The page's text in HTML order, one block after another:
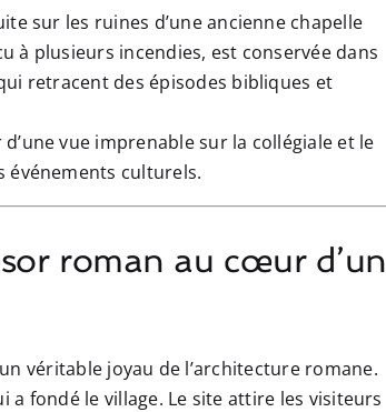
sur les ruines d’une ancienne chapelle
à plusieurs incendies, est conservée dans
retracent des épisodes bibliques et
vue imprenable sur la collégiale et le
événements culturels.
roman au cœur d’un
véritable joyau de l’architecture romane.
a fondé le village. Le site attire les visiteurs